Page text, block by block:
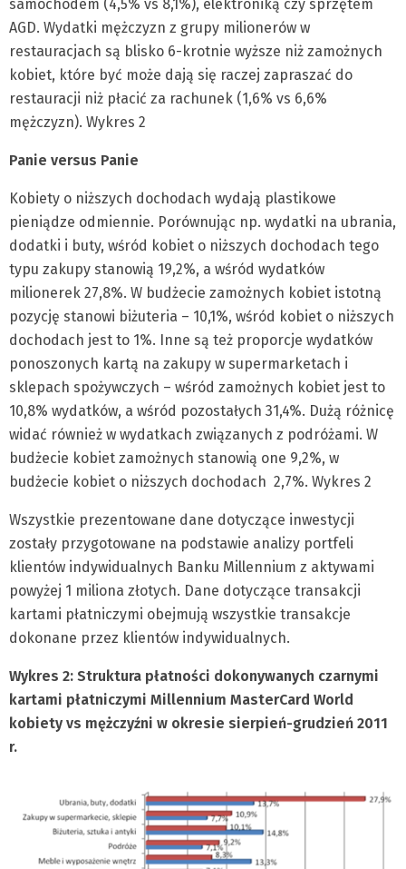
samochodem (4,5% vs 8,1%), elektroniką czy sprzętem
AGD. Wydatki mężczyzn z grupy milionerów w
restauracjach są blisko 6-krotnie wyższe niż zamożnych
kobiet, które być może dają się raczej zapraszać do
restauracji niż płacić za rachunek (1,6% vs 6,6%
mężczyzn). Wykres 2
Panie versus Panie
Kobiety o niższych dochodach wydają plastikowe
pieniądze odmiennie. Porównując np. wydatki na ubrania,
dodatki i buty, wśród kobiet o niższych dochodach tego
typu zakupy stanowią 19,2%, a wśród wydatków
milionerek 27,8%. W budżecie zamożnych kobiet istotną
pozycję stanowi biżuteria – 10,1%, wśród kobiet o niższych
dochodach jest to 1%. Inne są też proporcje wydatków
ponoszonych kartą na zakupy w supermarketach i
sklepach spożywczych – wśród zamożnych kobiet jest to
10,8% wydatków, a wśród pozostałych 31,4%. Dużą różnicę
widać również w wydatkach związanych z podróżami. W
budżecie kobiet zamożnych stanowią one 9,2%, w
budżecie kobiet o niższych dochodach 2,7%. Wykres 2
Wszystkie prezentowane dane dotyczące inwestycji
zostały przygotowane na podstawie analizy portfeli
klientów indywidualnych Banku Millennium z aktywami
powyżej 1 miliona złotych. Dane dotyczące transakcji
kartami płatniczymi obejmują wszystkie transakcje
dokonane przez klientów indywidualnych.
Wykres 2: Struktura płatności dokonywanych czarnymi
kartami płatniczymi Millennium MasterCard World
kobiety vs mężczyźni w okresie sierpień-grudzień 2011
r.